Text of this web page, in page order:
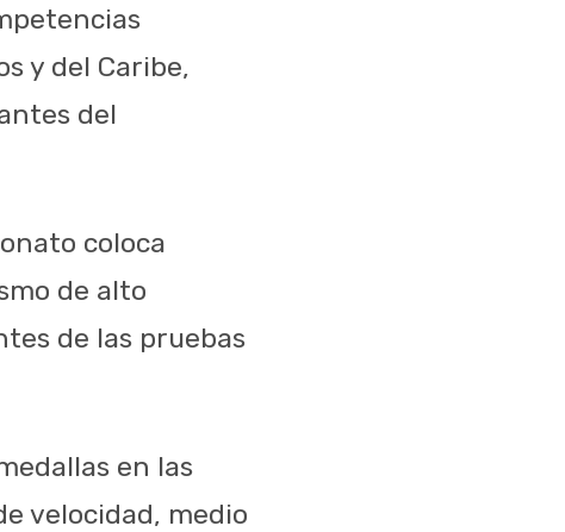
y del Caribe,
del
coloca
de alto
de las pruebas
en las
velocidad, medio